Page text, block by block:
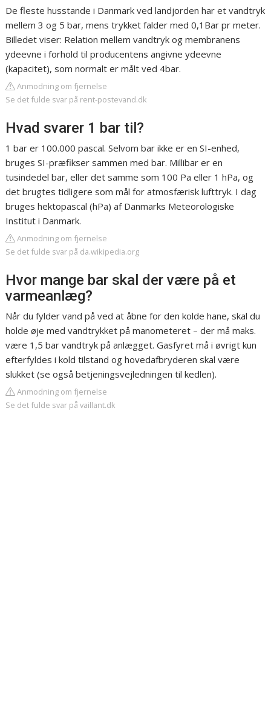
De fleste husstande i Danmark ved landjorden har et vandtryk
mellem 3 og 5 bar, mens trykket falder med 0,1Bar pr meter.
Billedet viser: Relation mellem vandtryk og membranens
ydeevne i forhold til producentens angivne ydeevne
(kapacitet), som normalt er målt ved 4bar.
Anmodning om fjernelse
Se det fulde svar på rent-postevand.dk
Hvad svarer 1 bar til?
1 bar er 100.000 pascal. Selvom bar ikke er en SI-enhed,
bruges SI-præfikser sammen med bar. Millibar er en
tusindedel bar, eller det samme som 100 Pa eller 1 hPa, og
det brugtes tidligere som mål for atmosfærisk lufttryk. I dag
bruges hektopascal (hPa) af Danmarks Meteorologiske
Institut i Danmark.
Anmodning om fjernelse
Se det fulde svar på da.wikipedia.org
Hvor mange bar skal der være på et
varmeanlæg?
Når du fylder vand på ved at åbne for den kolde hane, skal du
holde øje med vandtrykket på manometeret – der må maks.
være 1,5 bar vandtryk på anlægget. Gasfyret må i øvrigt kun
efterfyldes i kold tilstand og hovedafbryderen skal være
slukket (se også betjeningsvejledningen til kedlen).
Anmodning om fjernelse
Se det fulde svar på vaillant.dk